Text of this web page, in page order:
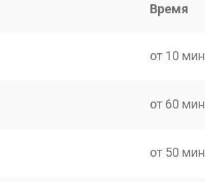
Время
от 10 мин
от 60 мин
от 50 мин